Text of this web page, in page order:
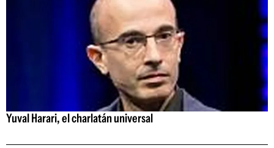
Yuval Harari, el charlatán universal